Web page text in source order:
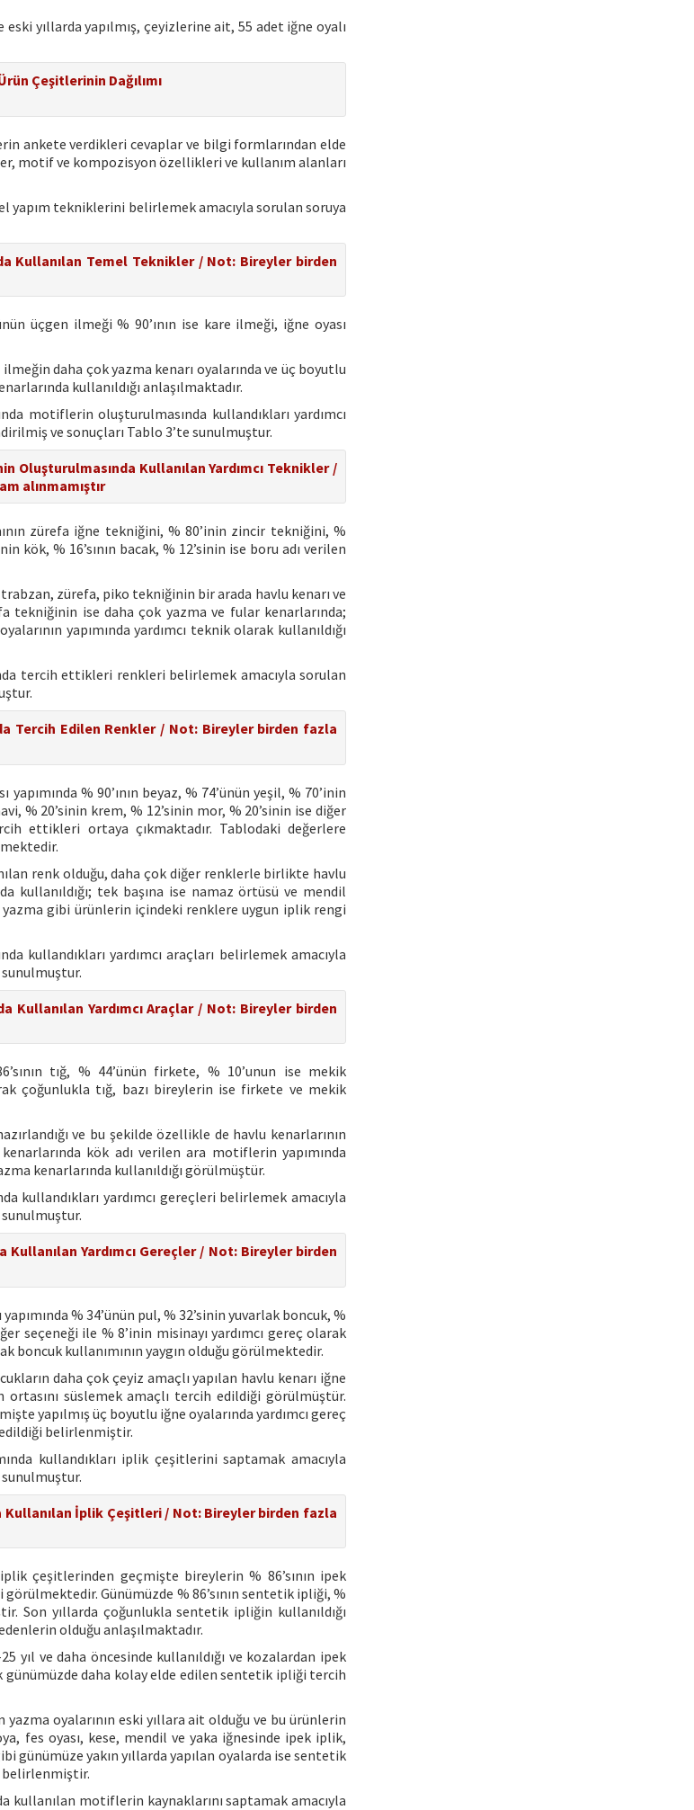
yıllarda yapılmış, çeyizlerine ait, 55 adet iğne oyalı
Çeşitlerinin Dağılımı
ankete verdikleri cevaplar ve bilgi formlarından elde
motif ve kompozisyon özellikleri ve kullanım alanları
yapım tekniklerini belirlemek amacıyla sorulan soruya
Kullanılan Temel Teknikler / Not: Bireyler birden
üçgen ilmeği % 90’ının ise kare ilmeği, iğne oyası
daha çok yazma kenarı oyalarında ve üç boyutlu
kullanıldığı anlaşılmaktadır.
motiflerin oluşturulmasında kullandıkları yardımcı
ve sonuçları Tablo 3’te sunulmuştur.
Oluşturulmasında Kullanılan Yardımcı Teknikler /
alınmamıştır
zürefa iğne tekniğini, % 80’inin zincir tekniğini, %
% 16’sının bacak, % 12’sinin ise boru adı verilen
zürefa, piko tekniğinin bir arada havlu kenarı ve
tekniğinin ise daha çok yazma ve fular kenarlarında;
yapımında yardımcı teknik olarak kullanıldığı
tercih ettikleri renkleri belirlemek amacıyla sorulan
Tercih Edilen Renkler / Not: Bireyler birden fazla
% 90’ının beyaz, % 74’ünün yeşil, % 70’inin
% 20’sinin krem, % 12’sinin mor, % 20’sinin ise diğer
ettikleri ortaya çıkmaktadır. Tablodaki değerlere
renk olduğu, daha çok diğer renklerle birlikte havlu
kullanıldığı; tek başına ise namaz örtüsü ve mendil
yazma gibi ürünlerin içindeki renklere uygun iplik rengi
kullandıkları yardımcı araçları belirlemek amacıyla
Kullanılan Yardımcı Araçlar / Not: Bireyler birden
tığ, % 44’ünün firkete, % 10’unun ise mekik
çoğunlukla tığ, bazı bireylerin ise firkete ve mekik
ve bu şekilde özellikle de havlu kenarlarının
kök adı verilen ara motiflerin yapımında
kenarlarında kullanıldığı görülmüştür.
kullandıkları yardımcı gereçleri belirlemek amacıyla
Kullanılan Yardımcı Gereçler / Not: Bireyler birden
% 34’ünün pul, % 32’sinin yuvarlak boncuk, %
seçeneği ile % 8’inin misinayı yardımcı gereç olarak
boncuk kullanımının yaygın olduğu görülmektedir.
daha çok çeyiz amaçlı yapılan havlu kenarı iğne
ortasını süslemek amaçlı tercih edildiği görülmüştür.
yapılmış üç boyutlu iğne oyalarında yardımcı gereç
edildiği belirlenmiştir.
kullandıkları iplik çeşitlerini saptamak amacıyla
Kullanılan İplik Çeşitleri / Not: Bireyler birden fazla
çeşitlerinden geçmişte bireylerin % 86’sının ipek
Günümüzde % 86’sının sentetik ipliği, %
Son yıllarda çoğunlukla sentetik ipliğin kullanıldığı
olduğu anlaşılmaktadır.
yıl ve daha öncesinde kullanıldığı ve kozalardan ipek
günümüzde daha kolay elde edilen sentetik ipliği tercih
oyalarının eski yıllara ait olduğu ve bu ürünlerin
fes oyası, kese, mendil ve yaka iğnesinde ipek iplik,
günümüze yakın yıllarda yapılan oyalarda ise sentetik
belirlenmiştir.
kullanılan motiflerin kaynaklarını saptamak amacıyla